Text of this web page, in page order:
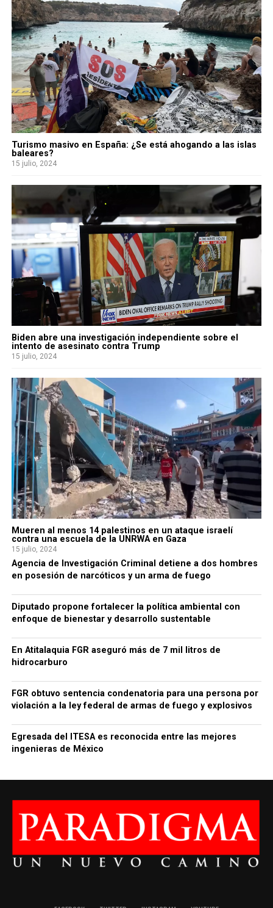
Turismo masivo en España: ¿Se está ahogando a las islas
baleares?
15 julio, 2024
Biden abre una investigación independiente sobre el
intento de asesinato contra Trump
15 julio, 2024
Mueren al menos 14 palestinos en un ataque israelí
contra una escuela de la UNRWA en Gaza
15 julio, 2024
Agencia de Investigación Criminal detiene a dos hombres
en posesión de narcóticos y un arma de fuego
Diputado propone fortalecer la política ambiental con
enfoque de bienestar y desarrollo sustentable
En Atitalaquia FGR aseguró más de 7 mil litros de
hidrocarburo
FGR obtuvo sentencia condenatoria para una persona por
violación a la ley federal de armas de fuego y explosivos
Egresada del ITESA es reconocida entre las mejores
ingenieras de México